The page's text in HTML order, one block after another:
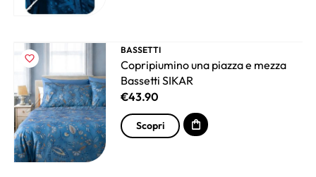
BASSETTI
Copripiumino una piazza e mezza
Bassetti SIKAR
€43.90
Scopri